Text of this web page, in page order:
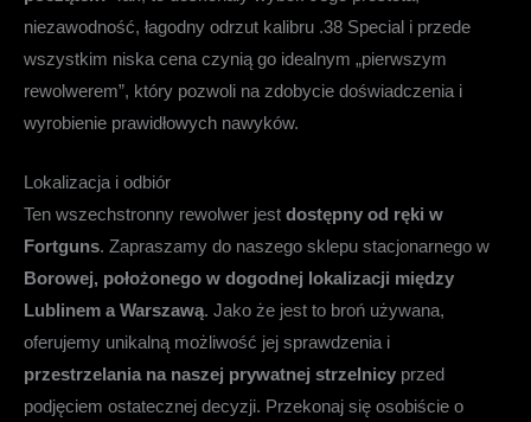
niezawodność, łagodny odrzut kalibru .38 Special i przede
wszystkim niska cena czynią go idealnym „pierwszym
rewolwerem”, który pozwoli na zdobycie doświadczenia i
wyrobienie prawidłowych nawyków.
Lokalizacja i odbiór
Ten wszechstronny rewolwer jest dostępny od ręki w
Fortguns. Zapraszamy do naszego sklepu stacjonarnego w
Borowej, położonego w dogodnej lokalizacji między
Lublinem a Warszawą. Jako że jest to broń używana,
oferujemy unikalną możliwość jej sprawdzenia i
przestrzelania na naszej prywatnej strzelnicy przed
podjęciem ostatecznej decyzji. Przekonaj się osobiście o